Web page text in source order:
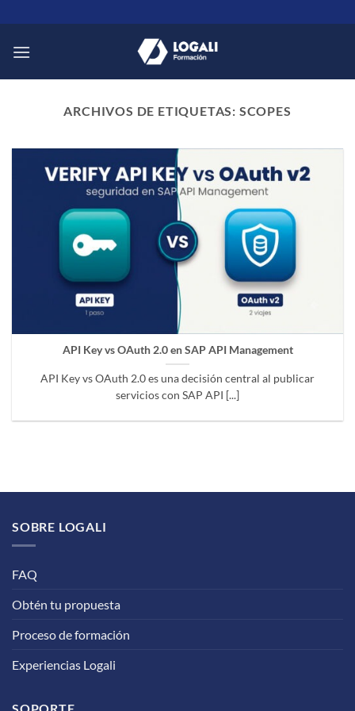
al
contenido
ARCHIVOS DE ETIQUETAS: SCOPES
API Key vs OAuth 2.0 en SAP API Management
API Key vs OAuth 2.0 es una decisión central al publicar
servicios con SAP API [...]
SOBRE LOGALI
FAQ
Obtén tu propuesta
Proceso de formación
Experiencias Logali